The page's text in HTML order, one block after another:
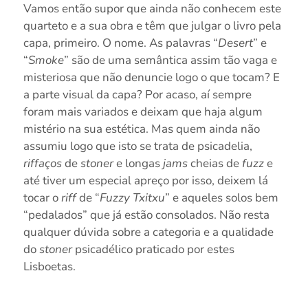
Vamos então supor que ainda não conhecem este
quarteto e a sua obra e têm que julgar o livro pela
capa, primeiro. O nome. As palavras “Desert” e
“Smoke” são de uma semântica assim tão vaga e
misteriosa que não denuncie logo o que tocam? E
a parte visual da capa? Por acaso, aí sempre
foram mais variados e deixam que haja algum
mistério na sua estética. Mas quem ainda não
assumiu logo que isto se trata de psicadelia,
riffaçosdestonere longasjamscheias defuzze
até tiver um especial apreço por isso, deixem lá
tocar oriffde “Fuzzy Txitxu” e aqueles solos bem
“pedalados” que já estão consolados. Não resta
qualquer dúvida sobre a categoria e a qualidade
dostonerpsicadélico praticado por estes
Lisboetas.